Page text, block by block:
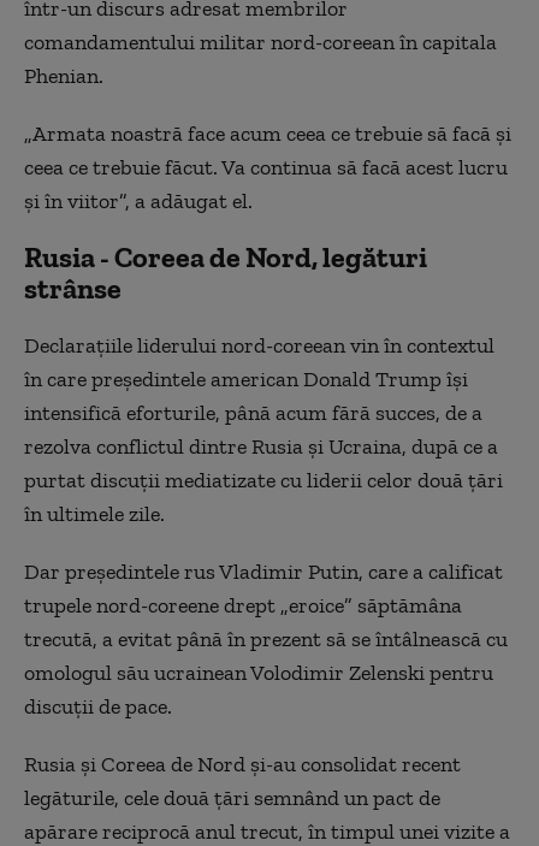
într-un discurs adresat membrilor
comandamentului militar nord-coreean în capitala
Phenian.
„Armata noastră face acum ceea ce trebuie să facă şi
ceea ce trebuie făcut. Va continua să facă acest lucru
şi în viitor”, a adăugat el.
Rusia - Coreea de Nord, legături
strânse
Declaraţiile liderului nord-coreean vin în contextul
în care preşedintele american Donald Trump îşi
intensifică eforturile, până acum fără succes, de a
rezolva conflictul dintre Rusia şi Ucraina, după ce a
purtat discuţii mediatizate cu liderii celor două ţări
în ultimele zile.
Dar preşedintele rus Vladimir Putin, care a calificat
trupele nord-coreene drept „eroice” săptămâna
trecută, a evitat până în prezent să se întâlnească cu
omologul său ucrainean Volodimir Zelenski pentru
discuţii de pace.
Rusia şi Coreea de Nord şi-au consolidat recent
legăturile, cele două ţări semnând un pact de
apărare reciprocă anul trecut, în timpul unei vizite a